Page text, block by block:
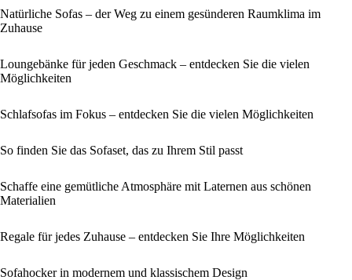
Natürliche Sofas – der Weg zu einem gesünderen Raumklima im
Zuhause
Loungebänke für jeden Geschmack – entdecken Sie die vielen
Möglichkeiten
Schlafsofas im Fokus – entdecken Sie die vielen Möglichkeiten
So finden Sie das Sofaset, das zu Ihrem Stil passt
Schaffe eine gemütliche Atmosphäre mit Laternen aus schönen
Materialien
Regale für jedes Zuhause – entdecken Sie Ihre Möglichkeiten
Sofahocker in modernem und klassischem Design